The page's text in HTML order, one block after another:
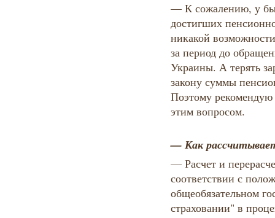
— К сожалению, у
достигших
никакой
за период до
Украины. А терять
закону суммы
Поэтому рекомендую
этим вопросом.
— Как
— Расчет и
соответствии с
общеобязательном
страховании" в